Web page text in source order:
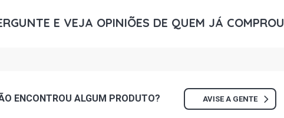
E VEJA OPINIÕES DE QUEM JÁ COMPROU
ENCONTROU ALGUM PRODUTO? AVISE A GENTE